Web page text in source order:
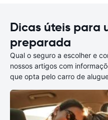
Dicas úteis para
preparada
Qual o seguro a escolher e
nossos artigos com
que opta pelo carro de